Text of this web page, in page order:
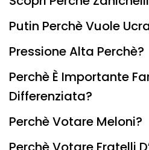
Putin Perchè Vuole
Pressione Alta Perchè?
Perchè È Importante
Differenziata?
Perchè Votare Meloni?